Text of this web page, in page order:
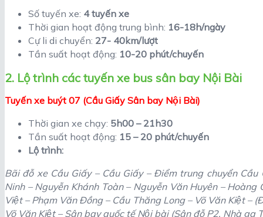
Số tuyến xe: 4 tuyến xe
Thời gian hoạt động trung bình: 16-18h/ngày
Cự li di chuyển: 27- 40km/lượt
Tần suất hoạt động: 10-20 phút/chuyến
2. Lộ trình các tuyến xe bus sân bay Nội Bài
Tuyến xe buýt 07 (Cầu Giấy Sân bay Nội Bài)
Thời gian xe chạy: 5h00 – 21h30
Tần suất hoạt động: 15 – 20 phút/chuyến
Lộ trình:
Bãi đỗ xe Cầu Giấy – Cầu Giấy – Điểm trung chuyển
Ninh – Nguyễn Khánh Toàn – Nguyễn Văn Huyên –
Việt – Phạm Văn Đồng – Cầu Thăng Long – Võ Văn Kiệt –
Võ Văn Kiệt – Sân bay quốc tế Nội bài (Sân đỗ P2, Nhà ga